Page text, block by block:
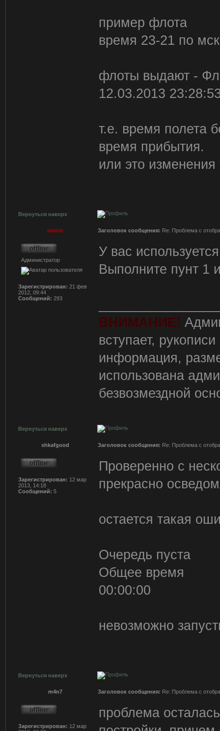
пример флота
время 23-21 по
флоты выдают -
12.03.2013
т.е. время полета
время прибытия.
или это изменения
Вернуться наверх
admin Заголовок сообщения: Re: Проблема с
Администратор
Зарегистрирован: 21 фев
2012, 09:44
Сообщений: 293
У вас
Выполните пунт 1
ВНИМАНИЕ!
вступает,
информация,
использована
безвозмездной
Вернуться наверх
shkafgood Заголовок сообщения: Re: Проблема с
Зарегистрирован: 12 мар
2013, 14:18
Сообщений: 5
Проверенно с
прекрасно
остается такая
Очередь пуста
Общее время
00:00:00
невозможно
Вернуться наверх
m4n7 Заголовок сообщения: Re: Проблема с
Зарегистрирован: 12 мар
проблема